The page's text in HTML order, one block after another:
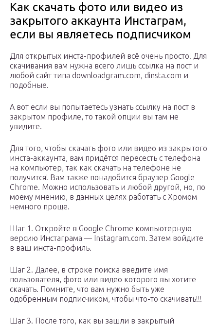
Как скачать фото или видео из
закрытого аккаунта Инстаграм,
если вы являетесь подписчиком
Для открытых инста-профилей всё очень просто! Для
скачивания вам нужна всего лишь ссылка на пост и
любой сайт типа downloadgram.com, dinsta.com и
подобные.
А вот если вы попытаетесь узнать ссылку на пост в
закрытом профиле, то такой опции вы там не
увидите.
Для того, чтобы скачать фото или видео из закрытого
инста-аккаунта, вам придётся пересесть с телефона
на компьютер, так как скачать на телефоне не
получится! Вам также понадобится браузер Google
Chrome. Можно использовать и любой другой, но, по
моему мнению, в данных целях работать с Хромом
немного проще.
Шаг 1. Откройте в Google Chrome компьютерную
версию Инстаграма — Instagram.com. Затем войдите
в ваш инста-профиль.
Шаг 2. Далее, в строке поиска введите имя
пользователя, фото или видео которого вы хотите
скачать. Помните, что вам нужно быть уже
одобренным подписчиком, чтобы что-то скачивать!!!
Шаг 3. После того, как вы зашли в закрытый